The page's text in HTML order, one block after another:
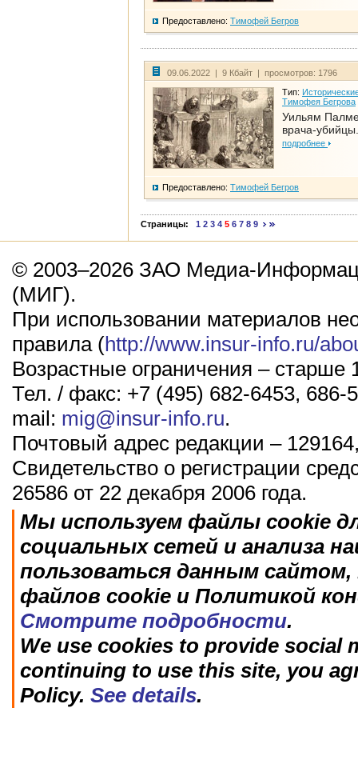
Предоставлено: Тимофей Бегров
09.06.2022 | 9 Кбайт | просмотров: 1796
Тип:
Тимофея Бегрова
Уильям
врача-
подробнее
Предоставлено: Тимофей Бегров
Страницы: 1 2 3 4 5 6 7 8 9
© 2003–2026 ЗАО Медиа-
(МИГ).
При использовании материалов
правила (http://www.insur-info.ru/
Возрастные ограничения – старше
Тел. / факс: +7 (495) 682-6453, 686-
mail: mig@insur-info.ru.
Почтовый адрес редакции –
Свидетельство о регистрации
26586 от 22 декабря 2006 года.
Мы используем файлы cookie
социальных сетей и анализа
пользоваться данным
файлов cookie и Политикой
Смотрите подробности.
We use cookies to provide social
continuing to use this site, you
Policy. See details.